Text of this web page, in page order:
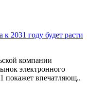
2031 году будет расти
компании
электронного
покажет впечатляющ..